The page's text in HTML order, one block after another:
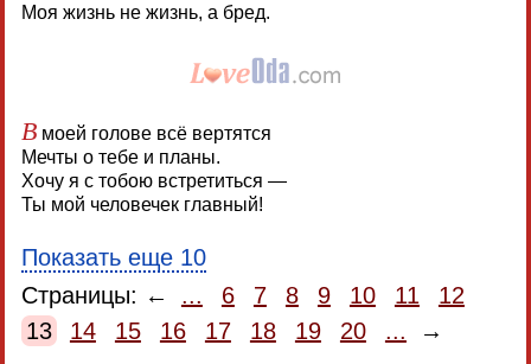
Моя жизнь не жизнь, а бред.
Вмоей голове всё вертятся
Мечты о тебе и планы.
Хочу я с тобою встретиться —
Ты мой человечек главный!
Показать еще 10
Страницы: ←
... 6 7 8 9 10 11
12
13
14 15 16 17 18 19 20 ... →